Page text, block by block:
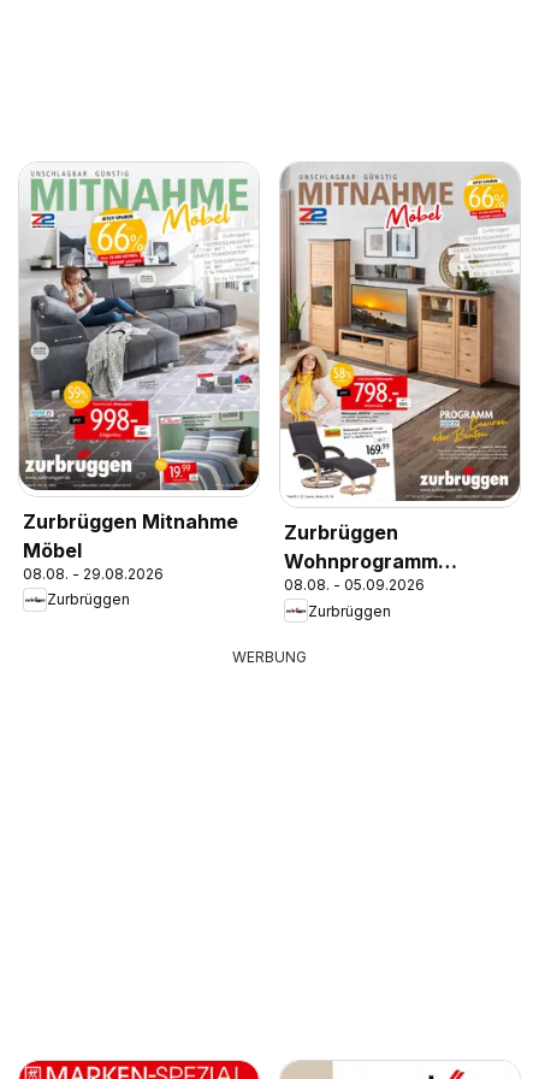
Zurbrüggen Mitnahme
Möbel
08.08. - 29.08.2026
Zurbrüggen
Zurbrüggen
Wohnprogramm
Camron oder Benton
08.08. - 05.09.2026
Zurbrüggen
WERBUNG